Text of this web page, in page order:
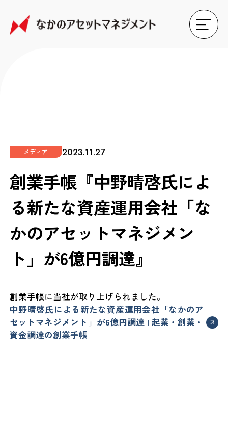
メディア 2023.11.27
創業手帳『中野晴啓氏によ
る新たな資産運用会社「な
かのアセットマネジメン
ト」が6億円調達』
創業手帳に当社が取り上げられました。
中野晴啓氏による新たな資産運用会社「なかのア
セットマネジメント」が6億円調達 | 起業・創業・
資金調達の創業手帳